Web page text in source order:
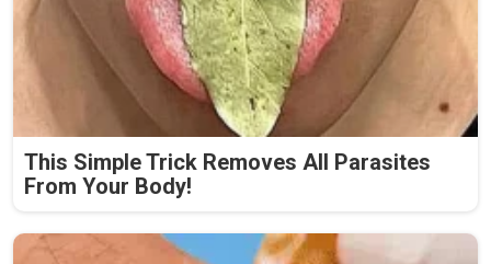
This Simple Trick Removes All Parasites
From Your Body!